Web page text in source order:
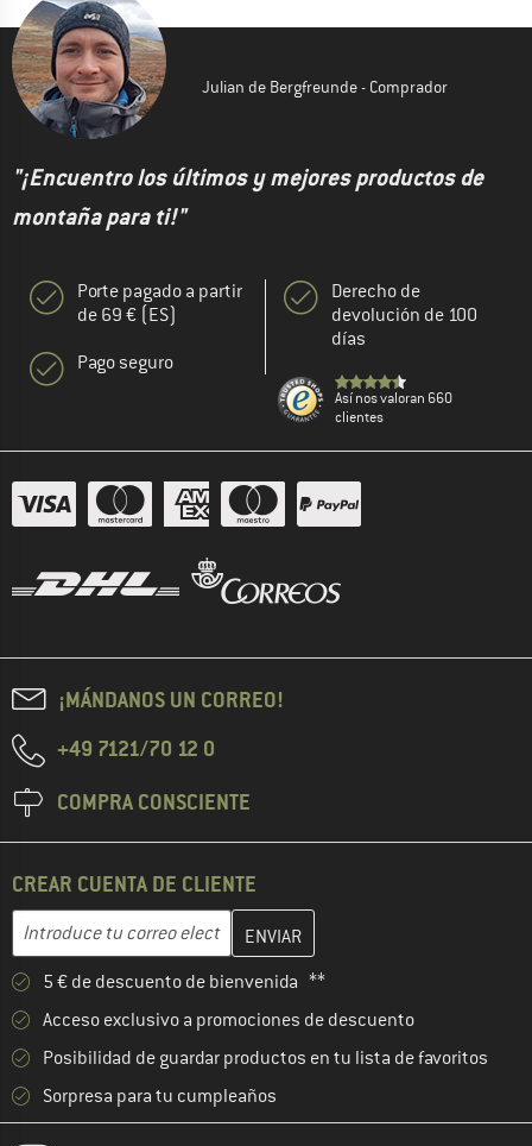
Julian de Bergfreunde - Comprador
"¡Encuentro los últimos y mejores productos de
montaña para ti!"
Porte pagado a partir
de 69 € (ES)
Pago seguro
Derecho de
devolución de 100
días
Así nos valoran 660
clientes
¡MÁNDANOS UN CORREO!
+49 7121/70 12 0
COMPRA CONSCIENTE
CREAR CUENTA DE CLIENTE
Dirección de correo electrónico
Introduce aquí tu dirección de correo electrónico y crea tu
5 € de descuento de bienvenida **
Acceso exclusivo a promociones de descuento
Posibilidad de guardar productos en tu lista de favoritos
Sorpresa para tu cumpleaños